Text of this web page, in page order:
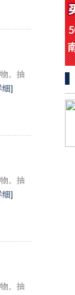
。抽
细]
。抽
细]
。抽